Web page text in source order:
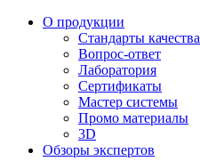
О продукции
Стандарты качества
Вопрос-ответ
Лаборатория
Сертификаты
Мастер системы
Промо материалы
3D
Обзоры экспертов